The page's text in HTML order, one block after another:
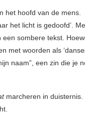
het hoofd van de mens.
het licht is gedoofd’.
sombere tekst.
met woorden als
naam”, een zin die je
marcheren in duisternis.